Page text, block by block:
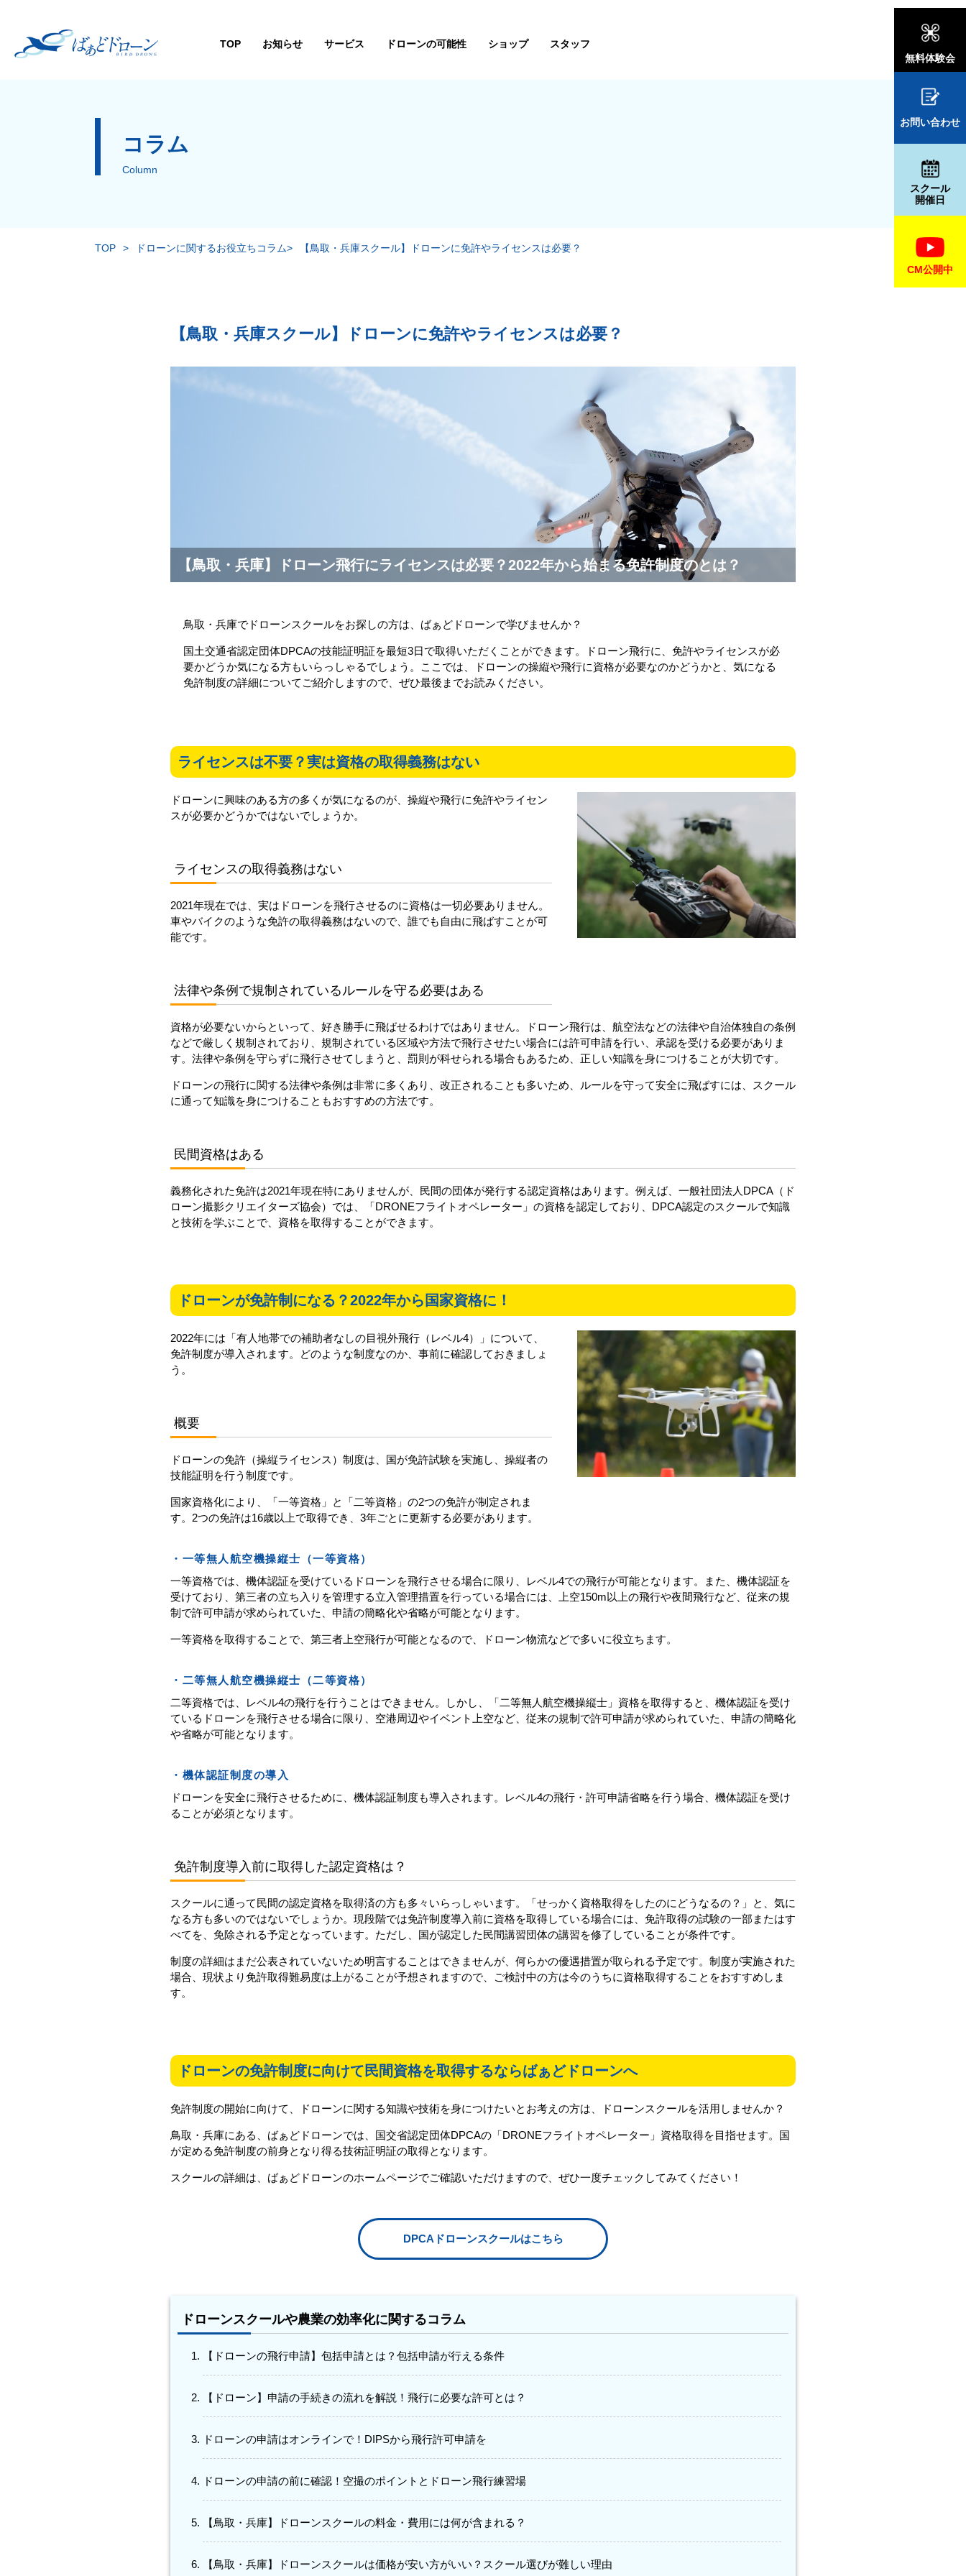
TOP お知らせ サービス ドローンの可能性 ショップ
スタッフ
無料体験会
お問い合わせ
スクール
開催日
CM公開中
コラム
Column
TOP > ドローンに関するお役立ちコラム> 【鳥取・兵庫スクール】ドローンに免許やライセンスは必要？
【鳥取・兵庫スクール】ドローンに免許やライセンスは必要？
【鳥取・兵庫】ドローン飛行にライセンスは必要？2022年から始まる免許制度のとは？
鳥取・兵庫でドローンスクールをお探しの方は、ばぁどドローンで学びませんか？
国土交通省認定団体DPCAの技能証明証を最短3日で取得いただくことができます。ドローン飛行に、免許やライセンスが必
要かどうか気になる方もいらっしゃるでしょう。ここでは、ドローンの操縦や飛行に資格が必要なのかどうかと、気になる
免許制度の詳細についてご紹介しますので、ぜひ最後までお読みください。
ライセンスは不要？実は資格の取得義務はない
ドローンに興味のある方の多くが気になるのが、操縦や飛行に免許やライセン
スが必要かどうかではないでしょうか。
ライセンスの取得義務はない
2021年現在では、実はドローンを飛行させるのに資格は一切必要ありません。
車やバイクのような免許の取得義務はないので、誰でも自由に飛ばすことが可
能です。
法律や条例で規制されているルールを守る必要はある
資格が必要ないからといって、好き勝手に飛ばせるわけではありません。ドローン飛行は、航空法などの法律や自治体独自の条例
などで厳しく規制されており、規制されている区域や方法で飛行させたい場合には許可申請を行い、承認を受ける必要がありま
す。法律や条例を守らずに飛行させてしまうと、罰則が科せられる場合もあるため、正しい知識を身につけることが大切です。
ドローンの飛行に関する法律や条例は非常に多くあり、改正されることも多いため、ルールを守って安全に飛ばすには、スクール
に通って知識を身につけることもおすすめの方法です。
民間資格はある
義務化された免許は2021年現在特にありませんが、民間の団体が発行する認定資格はあります。例えば、一般社団法人DPCA（ド
ローン撮影クリエイターズ協会）では、「DRONEフライトオペレーター」の資格を認定しており、DPCA認定のスクールで知識
と技術を学ぶことで、資格を取得することができます。
ドローンが免許制になる？2022年から国家資格に！
2022年には「有人地帯での補助者なしの目視外飛行（レベル4）」について、
免許制度が導入されます。どのような制度なのか、事前に確認しておきましょ
う。
概要
ドローンの免許（操縦ライセンス）制度は、国が免許試験を実施し、操縦者の
技能証明を行う制度です。
国家資格化により、「一等資格」と「二等資格」の2つの免許が制定されま
す。2つの免許は16歳以上で取得でき、3年ごとに更新する必要があります。
・一等無人航空機操縦士（一等資格）
一等資格では、機体認証を受けているドローンを飛行させる場合に限り、レベル4での飛行が可能となります。また、機体認証を
受けており、第三者の立ち入りを管理する立入管理措置を行っている場合には、上空150m以上の飛行や夜間飛行など、従来の規
制で許可申請が求められていた、申請の簡略化や省略が可能となります。
一等資格を取得することで、第三者上空飛行が可能となるので、ドローン物流などで多いに役立ちます。
・二等無人航空機操縦士（二等資格）
二等資格では、レベル4の飛行を行うことはできません。しかし、「二等無人航空機操縦士」資格を取得すると、機体認証を受け
ているドローンを飛行させる場合に限り、空港周辺やイベント上空など、従来の規制で許可申請が求められていた、申請の簡略化
や省略が可能となります。
・機体認証制度の導入
ドローンを安全に飛行させるために、機体認証制度も導入されます。レベル4の飛行・許可申請省略を行う場合、機体認証を受け
ることが必須となります。
免許制度導入前に取得した認定資格は？
スクールに通って民間の認定資格を取得済の方も多々いらっしゃいます。「せっかく資格取得をしたのにどうなるの？」と、気に
なる方も多いのではないでしょうか。現段階では免許制度導入前に資格を取得している場合には、免許取得の試験の一部またはす
べてを、免除される予定となっています。ただし、国が認定した民間講習団体の講習を修了していることが条件です。
制度の詳細はまだ公表されていないため明言することはできませんが、何らかの優遇措置が取られる予定です。制度が実施された
場合、現状より免許取得難易度は上がることが予想されますので、ご検討中の方は今のうちに資格取得することをおすすめしま
す。
ドローンの免許制度に向けて民間資格を取得するならばぁどドローンへ
免許制度の開始に向けて、ドローンに関する知識や技術を身につけたいとお考えの方は、ドローンスクールを活用しませんか？
鳥取・兵庫にある、ばぁどドローンでは、国交省認定団体DPCAの「DRONEフライトオペレーター」資格取得を目指せます。国
が定める免許制度の前身となり得る技術証明証の取得となります。
スクールの詳細は、ばぁどドローンのホームページでご確認いただけますので、ぜひ一度チェックしてみてください！
DPCAドローンスクールはこちら
ドローンスクールや農業の効率化に関するコラム
【ドローンの飛行申請】包括申請とは？包括申請が行える条件
【ドローン】申請の手続きの流れを解説！飛行に必要な許可とは？
ドローンの申請はオンラインで！DIPSから飛行許可申請を
ドローンの申請の前に確認！空撮のポイントとドローン飛行練習場
【鳥取・兵庫】ドローンスクールの料金・費用には何が含まれる？
【鳥取・兵庫】ドローンスクールは価格が安い方がいい？スクール選びが難しい理由